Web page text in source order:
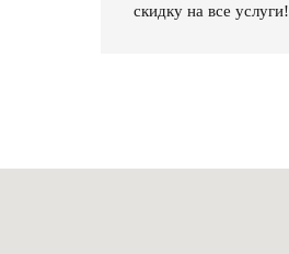
скидку на все услуги!